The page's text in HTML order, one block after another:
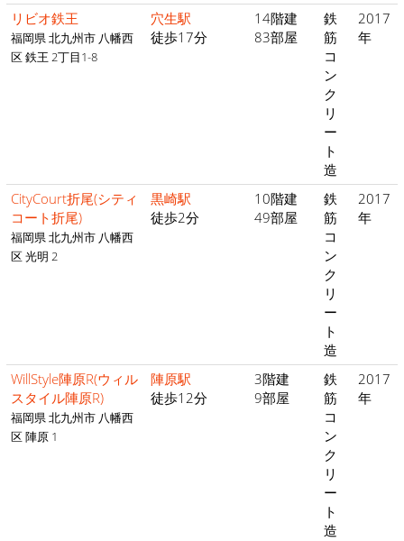
リビオ鉄王
福岡県 北九州市 八幡西
区 鉄王 2丁目1-8
穴生駅
徒歩17分
14階建
83部屋
鉄
筋
コ
ン
ク
リ
ー
ト
造
2017
年
CityCourt折尾(シティ
コート折尾)
福岡県 北九州市 八幡西
区 光明 2
黒崎駅
徒歩2分
10階建
49部屋
鉄
筋
コ
ン
ク
リ
ー
ト
造
2017
年
WillStyle陣原R(ウィル
スタイル陣原R)
福岡県 北九州市 八幡西
区 陣原 1
陣原駅
徒歩12分
3階建
9部屋
鉄
筋
コ
ン
ク
リ
ー
ト
造
2017
年